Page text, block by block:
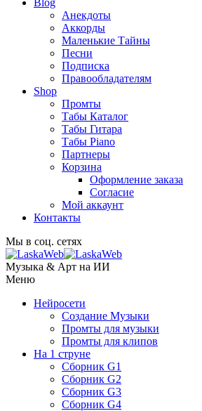
Blog
Анекдоты
Аккорды
Маленькие Тайны
Песни
Подписка
Правообладателям
Shop
Промты
Табы Каталог
Табы Гитара
Табы Piano
Партнеры
Корзина
Оформление заказа
Согласие
Мой аккаунт
Контакты
Мы в соц. сетях
Музыка & Арт на ИИ
Меню
Нейросети
Создание Музыки
Промты для музыки
Промты для клипов
На 1 струне
Сборник G1
Сборник G2
Сборник G3
Сборник G4